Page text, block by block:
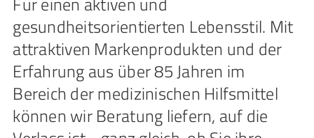
gesundheitsorientierten Lebensstil. Mit
attraktiven Markenprodukten und der
Erfahrung aus über 85 Jahren im
Bereich der medizinischen Hilfsmittel
können wir Beratung liefern, auf die